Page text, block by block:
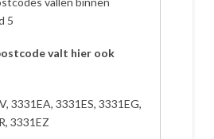
5
valt hier ook
3331EA, 3331ES, 3331EG,
3331EZ